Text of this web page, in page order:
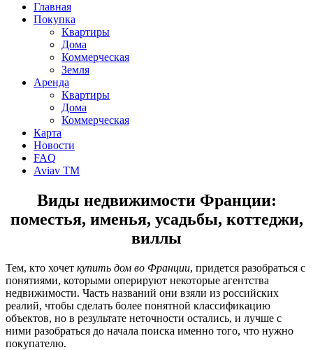
Главная
Покупка
Квартиры
Дома
Коммерческая
Земля
Аренда
Квартиры
Дома
Коммерческая
Карта
Новости
FAQ
Aviav TM
Виды недвижимости Франции:
поместья, именья, усадьбы, коттеджи,
виллы
Тем, кто хочет купить дом во Франции, придется разобраться с
понятиями, которыми оперируют некоторые агентства
недвижимости. Часть названий они взяли из российских
реалий, чтобы сделать более понятной классификацию
объектов, но в результате неточности остались, и лучше с
ними разобраться до начала поиска именно того, что нужно
покупателю.